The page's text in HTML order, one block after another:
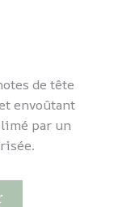
de tête
envoûtant
par un